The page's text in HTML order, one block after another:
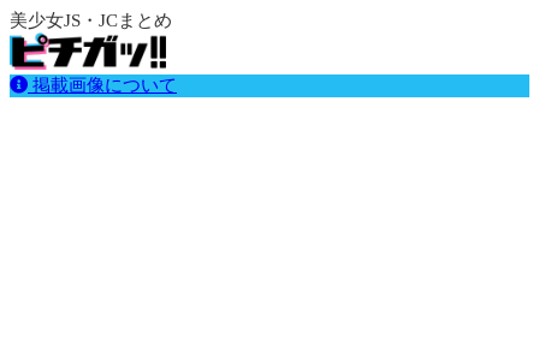
美少女JS・JCまとめ
掲載画像について